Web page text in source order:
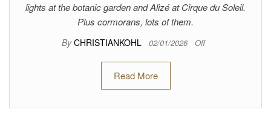
lights at the botanic garden and Alizé at Cirque du Soleil.
Plus cormorans, lots of them.
By CHRISTIANKOHL 02/01/2026 Off
Read More